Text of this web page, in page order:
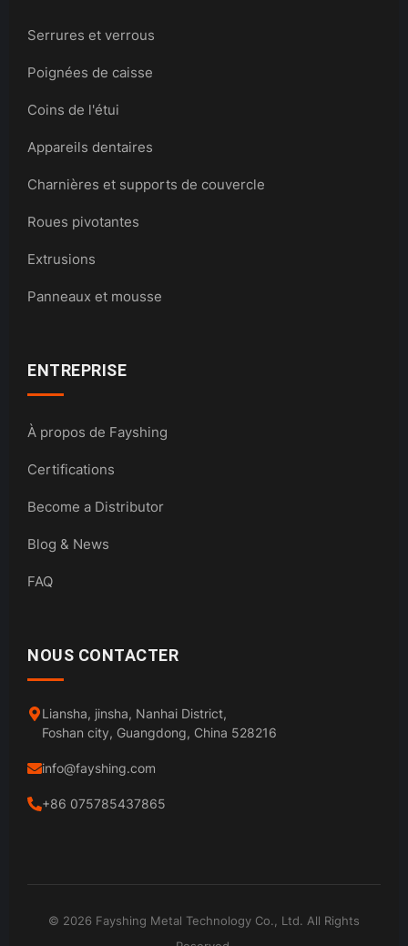
Serrures et verrous
Poignées de caisse
Coins de l'étui
Appareils dentaires
Charnières et supports de couvercle
Roues pivotantes
Extrusions
Panneaux et mousse
ENTREPRISE
À propos de Fayshing
Certifications
Become a Distributor
Blog & News
FAQ
NOUS CONTACTER
Liansha, jinsha, Nanhai District,
Foshan city, Guangdong, China 528216
info@fayshing.com
+86 075785437865
© 2026 Fayshing Metal Technology Co., Ltd. All Rights